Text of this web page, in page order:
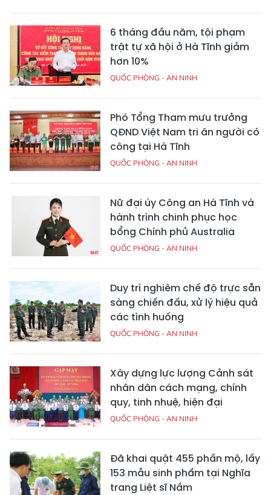
6 tháng đầu năm, tội phạm
trật tự xã hội ở Hà Tĩnh giảm
hơn 10%
QUỐC PHÒNG - AN NINH
Phó Tổng Tham mưu trưởng
QĐND Việt Nam tri ân người có
công tại Hà Tĩnh
QUỐC PHÒNG - AN NINH
Nữ đại úy Công an Hà Tĩnh và
hành trình chinh phục học
bổng Chính phủ Australia
QUỐC PHÒNG - AN NINH
Duy trì nghiêm chế độ trực sẵn
sàng chiến đấu, xử lý hiệu quả
các tình huống
QUỐC PHÒNG - AN NINH
Xây dựng lực lượng Cảnh sát
nhân dân cách mạng, chính
quy, tinh nhuệ, hiện đại
QUỐC PHÒNG - AN NINH
Đã khai quật 455 phần mộ, lấy
153 mẫu sinh phẩm tại Nghĩa
trang Liệt sĩ Nầm